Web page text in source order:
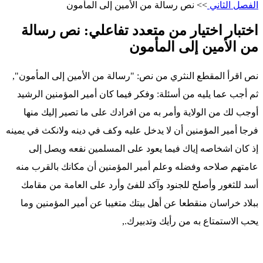
الفصل الثاني >> نص رسالة من الأمين إلى المأمون
اختبار اختيار من متعدد تفاعلي: نص رسالة
من الأمين إلى المأمون
نص اقرأ المقطع النثري من نص: "رسالة من الأمين إلى المأمون",
ثم أجب عما يليه من أسئلة: وفكر فيما كان أمير المؤمنين الرشيد
أوجب لك من الولاية وأمر به من افرادك على ما تصير إليك منها
فرجا أمير المؤمنين أن لا يدخل عليه وكف في دينه ولانكث في يمينه
إذ كان اشخاصه إياك فيما يعود على المسلمين نفعه ويصل إلى
عامتهم صلاحه وفضله وعلم أمير المؤمنين أن مكانك بالقرب منه
أسد للثغور وأصلح للجنود وآكد للفئ وأرد على العامة من مقامك
ببلاد خراسان منقطعا عن أهل بيتك متغيبا عن أمير المؤمنين وما
يحب الاستمتاع به من رأيك وتدبيرك.,